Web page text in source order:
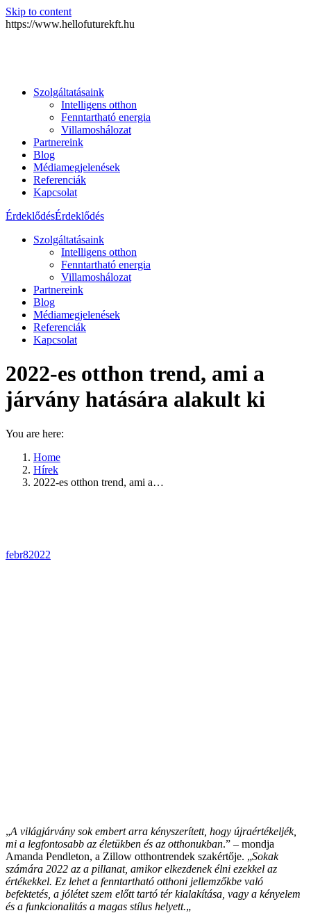
Skip to content
https://www.hellofuturekft.hu
Szolgáltatásaink
Intelligens otthon
Fenntartható energia
Villamoshálozat
Partnereink
Blog
Médiamegjelenések
Referenciák
Kapcsolat
ÉrdeklődésÉrdeklődés
Szolgáltatásaink
Intelligens otthon
Fenntartható energia
Villamoshálozat
Partnereink
Blog
Médiamegjelenések
Referenciák
Kapcsolat
2022-es otthon trend, ami a
járvány hatására alakult ki
You are here:
Home
Hírek
2022-es otthon trend, ami a…
febr82022
„A világjárvány sok embert arra kényszerített, hogy újraértékeljék,
mi a legfontosabb az életükben és az otthonukban.” – mondja
Amanda Pendleton, a Zillow otthontrendek szakértője. „Sokak
számára 2022 az a pillanat, amikor elkezdenek élni ezekkel az
értékekkel. Ez lehet a fenntartható otthoni jellemzőkbe való
befektetés, a jólétet szem előtt tartó tér kialakítása, vagy a kényelem
és a funkcionalitás a magas stílus helyett.„